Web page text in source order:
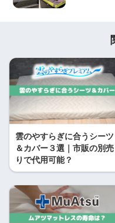
雲のやすらぎに合うシーツ
＆カバー３選｜市販の別売
りで代用可能？